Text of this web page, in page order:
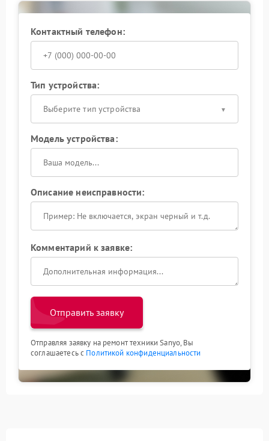
Контактный телефон:
Тип устройства:
Выберите тип устройства
Модель устройства:
Описание неисправности:
Комментарий к заявке:
Отправить заявку
Отправляя заявку на ремонт техники Sanyo, Вы
соглашаетесь с Политикой конфиденциальности